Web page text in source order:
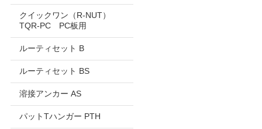
クイックワン（R-NUT）
TQR-PC PC板用
ルーティセット B
ルーティセット BS
溶接アンカー AS
パットTハンガー PTH